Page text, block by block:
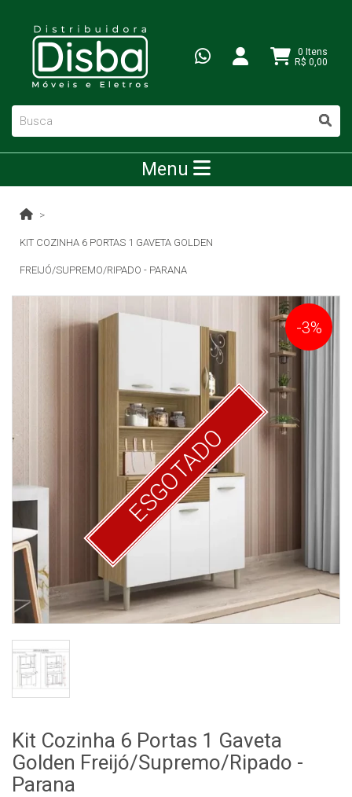
0 Itens
R$ 0,00
Menu
KIT COZINHA 6 PORTAS 1 GAVETA GOLDEN
FREIJÓ/SUPREMO/RIPADO - PARANA
ESGOTADO
-3%
Kit Cozinha 6 Portas 1 Gaveta
Golden Freijó/Supremo/Ripado -
Parana